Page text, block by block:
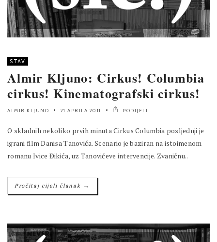
STAV
Almir Kljuno: Cirkus! Columbia
cirkus! Kinematografski cirkus!
ALMIR KLJUNO 21 APRILA 2011 PODIJELI
O skladnih nekoliko prvih minuta Cirkus Columbia posljednji je
igrani film Danisa Tanovića. Scenario je baziran na istoimenom
romanu Ivice Đikića, uz Tanovićeve intervencije. Zvaničnu..
Pročitaj cijeli članak →